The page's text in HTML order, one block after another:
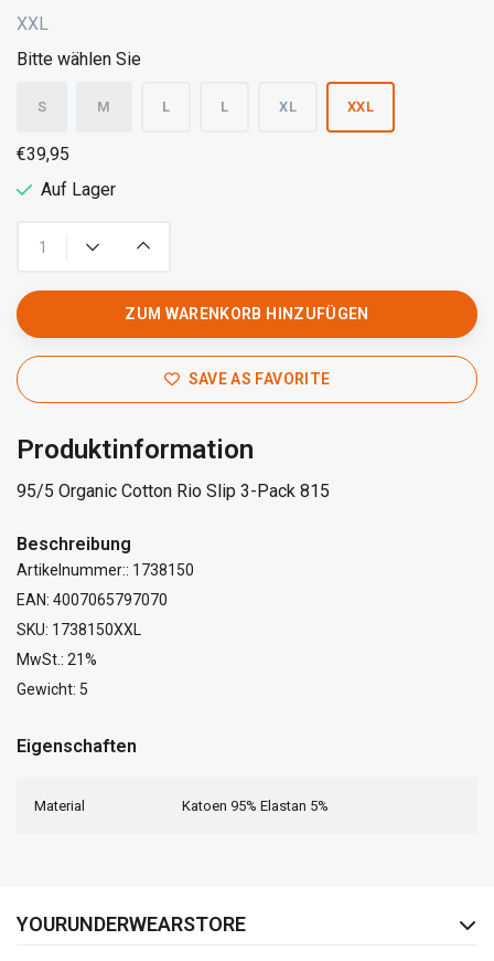
XXL
Bitte wählen Sie
S M L L XL XXL
€39,95
Auf Lager
ZUM WARENKORB HINZUFÜGEN
SAVE AS FAVORITE
Produktinformation
95/5 Organic Cotton Rio Slip 3-Pack 815
Beschreibung
Artikelnummer:: 1738150
EAN: 4007065797070
SKU: 1738150XXL
MwSt.: 21%
Gewicht: 5
Eigenschaften
Material Katoen 95% Elastan 5%
YOURUNDERWEARSTORE